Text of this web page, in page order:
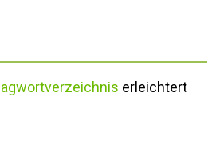
erleichtert